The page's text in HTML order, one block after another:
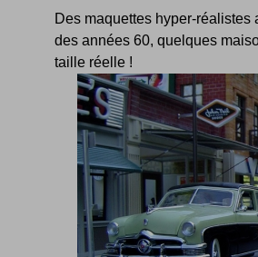
Des maquettes hyper-
des années 60, quelques
taille réelle !